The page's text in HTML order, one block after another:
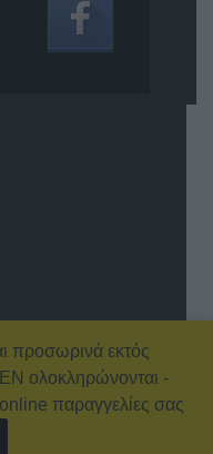
– ΚΟΥΡΚΟΥΤΑΣ
προσωρινά εκτός
ολοκληρώνονται -
online παραγγελίες σας